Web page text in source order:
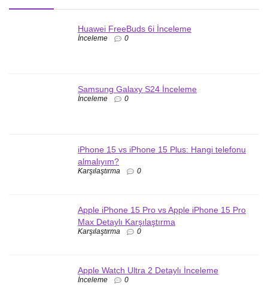
Huawei FreeBuds 6i İnceleme
İnceleme 0
Samsung Galaxy S24 İnceleme
İnceleme 0
iPhone 15 vs iPhone 15 Plus: Hangi telefonu
almalıyım?
Karşılaştırma 0
Apple iPhone 15 Pro vs Apple iPhone 15 Pro
Max Detaylı Karşılaştırma
Karşılaştırma 0
Apple Watch Ultra 2 Detaylı İnceleme
İnceleme 0